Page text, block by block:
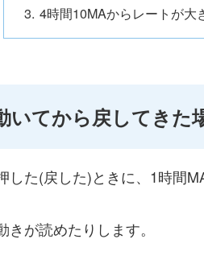
4時間10MAからレートが大
いてから戻してきた
した(戻した)ときに、1時間
きが読めたりします。